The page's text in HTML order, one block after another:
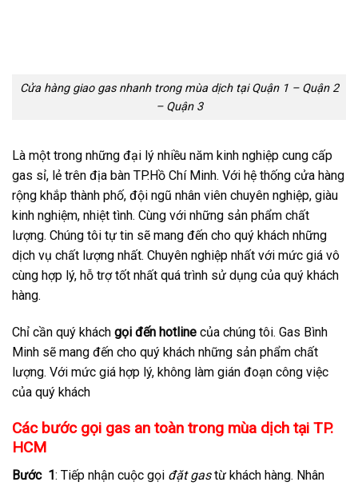
Cửa hàng giao gas nhanh trong mùa dịch tại Quận 1 – Quận 2
– Quận 3
Là một trong những đại lý nhiều năm kinh nghiệp cung cấp
gas sỉ, lẻ trên địa bàn TP.Hồ Chí Minh. Với hệ thống cửa hàng
rộng khắp thành phố, đội ngũ nhân viên chuyên nghiệp, giàu
kinh nghiệm, nhiệt tình. Cùng với những sản phẩm chất
lượng. Chúng tôi tự tin sẽ mang đến cho quý khách những
dịch vụ chất lượng nhất. Chuyên nghiệp nhất với mức giá vô
cùng hợp lý, hỗ trợ tốt nhất quá trình sử dụng của quý khách
hàng.
Chỉ cần quý khách gọi đến hotline của chúng tôi. Gas Bình
Minh sẽ mang đến cho quý khách những sản phẩm chất
lượng. Với mức giá hợp lý, không làm gián đoạn công việc
của quý khách
Các bước gọi gas an toàn trong mùa dịch tại TP.
HCM
Bước 1: Tiếp nhận cuộc gọi đặt gastừ khách hàng. Nhân